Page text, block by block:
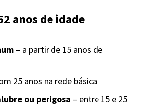
anos de idade
– a partir de 15 anos de
25 anos na rede básica
ou perigosa – entre 15 e 25